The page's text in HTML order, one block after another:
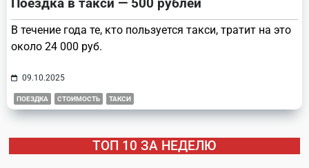
В течение года те, кто пользуется такси, тратит на это
около 24 000 руб.
09.10.2025
ПОЕЗДКА СТОИМОСТЬ ТАКСИ
ТОП 10 ЗА НЕДЕЛЮ